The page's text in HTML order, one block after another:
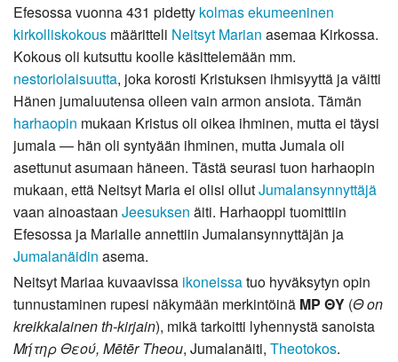
Efesossa vuonna 431 pidetty kolmas ekumeeninen
kirkolliskokous määritteli Neitsyt Marian asemaa Kirkossa.
Kokous oli kutsuttu koolle käsittelemään mm.
nestoriolaisuutta, joka korosti Kristuksen ihmisyyttä ja väitti
Hänen jumaluutensa olleen vain armon ansiota. Tämän
harhaopin mukaan Kristus oli oikea ihminen, mutta ei täysi
jumala — hän oli syntyään ihminen, mutta Jumala oli
asettunut asumaan häneen. Tästä seurasi tuon harhaopin
mukaan, että Neitsyt Maria ei olisi ollutJumalansynnyttäjä
vaan ainoastaan Jeesuksen äiti. Harhaoppi tuomittiin
Efesossa ja Marialle annettiin Jumalansynnyttäjän ja
Jumalanäidin asema.
Neitsyt Mariaa kuvaavissa ikoneissatuo hyväksytyn opin
tunnustaminen rupesi näkymään merkintöinä ΜΡ ΘΥ (Θ on
kreikkalainen th-kirjain), mikä tarkoitti lyhennystä sanoista
Μήτηρ Θεού, Mētēr Theou, Jumalanäiti, Theotokos.